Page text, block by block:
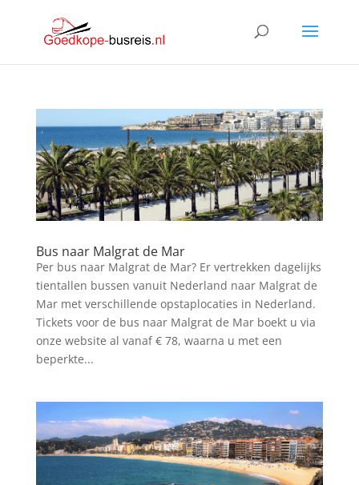
Bus naar Malgrat de Mar
Per bus naar Malgrat de Mar? Er vertrekken dagelijks
tientallen bussen vanuit Nederland naar Malgrat de
Mar met verschillende opstaplocaties in Nederland.
Tickets voor de bus naar Malgrat de Mar boekt u via
onze website al vanaf € 78, waarna u met een
beperkte...